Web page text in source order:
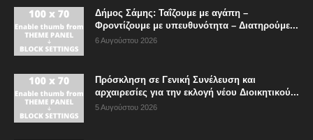
Δήμος Σάμης: Ταΐζουμε με αγάπη –
Φροντίζουμε με υπευθυνότητα – Διατηρούμε...
6 Αυγούστου 2026
Πρόσκληση σε Γενική Συνέλευση και
αρχαιρεσίες για την εκλογή νέου Διοικητικού...
5 Αυγούστου 2026